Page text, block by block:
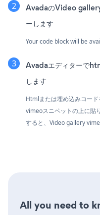
AvadaのVideo
ーします
Your code block will be
Avadaエディターで
します
Htmlまたは埋め込みコー
vimeoスニペットの上に貼
すると、Video gallery
All you need to